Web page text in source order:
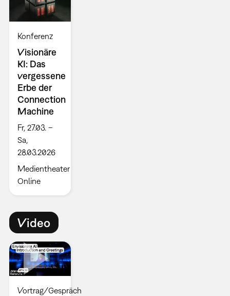
Konferenz
Visionäre
KI: Das
vergessene
Erbe der
Connection
Machine
Fr, 27.03. –
Sa,
28.03.2026
Medientheater
Online
Video
Vortrag/Gespräch